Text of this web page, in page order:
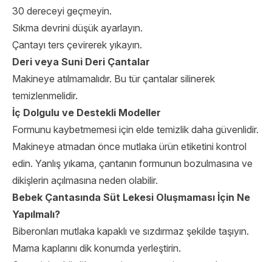
30 dereceyi geçmeyin.
Sıkma devrini düşük ayarlayın.
Çantayı ters çevirerek yıkayın.
Deri veya Suni Deri Çantalar
Makineye atılmamalıdır. Bu tür çantalar silinerek
temizlenmelidir.
İç Dolgulu ve Destekli Modeller
Formunu kaybetmemesi için elde temizlik daha güvenlidir.
Makineye atmadan önce mutlaka ürün etiketini kontrol
edin. Yanlış yıkama, çantanın formunun bozulmasına ve
dikişlerin açılmasına neden olabilir.
Bebek Çantasında Süt Lekesi Oluşmaması İçin Ne
Yapılmalı?
Biberonları mutlaka kapaklı ve sızdırmaz şekilde taşıyın.
Mama kaplarını dik konumda yerleştirin.